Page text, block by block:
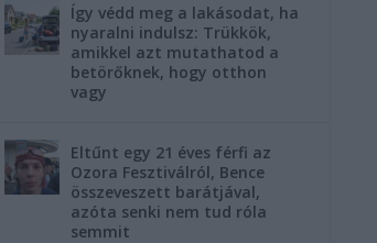
Így védd meg a lakásodat, ha
nyaralni indulsz: Trükkök,
amikkel azt mutathatod a
betörőknek, hogy otthon
vagy
Eltűnt egy 21 éves férfi az
Ozora Fesztiválról, Bence
összeveszett barátjával,
azóta senki nem tud róla
semmit